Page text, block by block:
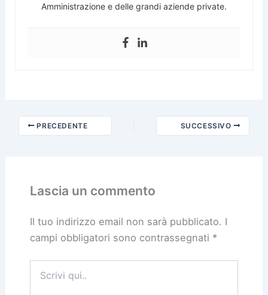
Amministrazione e delle grandi aziende private.
PRECEDENTE SUCCESSIVO
Lascia un commento
Il tuo indirizzo email non sarà pubblicato. I
campi obbligatori sono contrassegnati *
qui..